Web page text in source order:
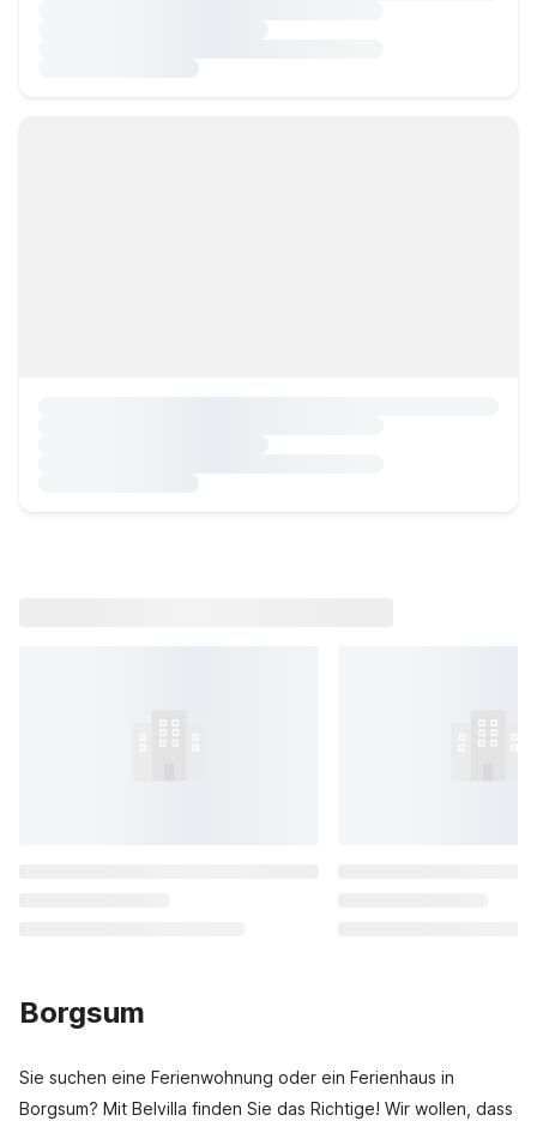
Borgsum
Sie suchen eine Ferienwohnung oder ein Ferienhaus in
Borgsum? Mit Belvilla finden Sie das Richtige! Wir wollen, dass